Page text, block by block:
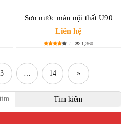
Sơn nước màu nội thất U90
Liên hệ
1,360
3 … 14 »